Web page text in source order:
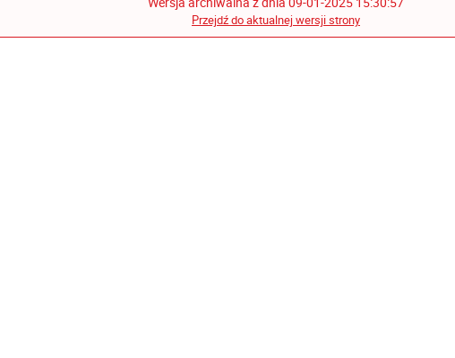
Przejdź do aktualnej wersji strony